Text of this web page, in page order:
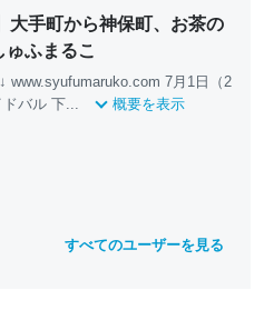
大手町から神保町、お茶の
ふまるこ
www.syufumaruko.com 7月1日（2
ドバル 下...
概要を表示
すべてのユーザーを見る